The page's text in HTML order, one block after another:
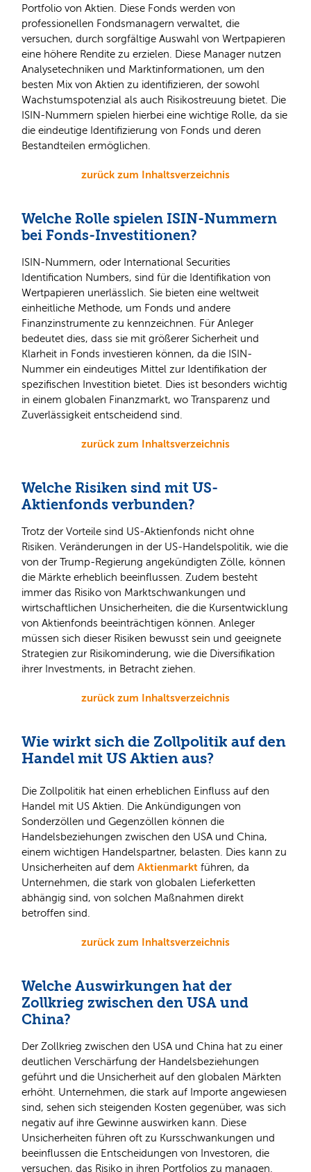
Portfolio von Aktien. Diese Fonds werden von
professionellen Fondsmanagern verwaltet, die
versuchen, durch sorgfältige Auswahl von Wertpapieren
eine höhere Rendite zu erzielen. Diese Manager nutzen
Analysetechniken und Marktinformationen, um den
besten Mix von Aktien zu identifizieren, der sowohl
Wachstumspotenzial als auch Risikostreuung bietet. Die
ISIN-Nummern spielen hierbei eine wichtige Rolle, da sie
die eindeutige Identifizierung von Fonds und deren
Bestandteilen ermöglichen.
zurück zum Inhaltsverzeichnis
Welche Rolle spielen ISIN-Nummern
bei Fonds-Investitionen?
ISIN-Nummern, oder International Securities
Identification Numbers, sind für die Identifikation von
Wertpapieren unerlässlich. Sie bieten eine weltweit
einheitliche Methode, um Fonds und andere
Finanzinstrumente zu kennzeichnen. Für Anleger
bedeutet dies, dass sie mit größerer Sicherheit und
Klarheit in Fonds investieren können, da die ISIN-
Nummer ein eindeutiges Mittel zur Identifikation der
spezifischen Investition bietet. Dies ist besonders wichtig
in einem globalen Finanzmarkt, wo Transparenz und
Zuverlässigkeit entscheidend sind.
zurück zum Inhaltsverzeichnis
Welche Risiken sind mit US-
Aktienfonds verbunden?
Trotz der Vorteile sind US-Aktienfonds nicht ohne
Risiken. Veränderungen in der US-Handelspolitik, wie die
von der Trump-Regierung angekündigten Zölle, können
die Märkte erheblich beeinflussen. Zudem besteht
immer das Risiko von Marktschwankungen und
wirtschaftlichen Unsicherheiten, die die Kursentwicklung
von Aktienfonds beeinträchtigen können. Anleger
müssen sich dieser Risiken bewusst sein und geeignete
Strategien zur Risikominderung, wie die Diversifikation
ihrer Investments, in Betracht ziehen.
zurück zum Inhaltsverzeichnis
Wie wirkt sich die Zollpolitik auf den
Handel mit US Aktien aus?
Die Zollpolitik hat einen erheblichen Einfluss auf den
Handel mit US Aktien. Die Ankündigungen von
Sonderzöllen und Gegenzöllen können die
Handelsbeziehungen zwischen den USA und China,
einem wichtigen Handelspartner, belasten. Dies kann zu
Unsicherheiten auf dem Aktienmarkt führen, da
Unternehmen, die stark von globalen Lieferketten
abhängig sind, von solchen Maßnahmen direkt
betroffen sind.
zurück zum Inhaltsverzeichnis
Welche Auswirkungen hat der
Zollkrieg zwischen den USA und
China?
Der Zollkrieg zwischen den USA und China hat zu einer
deutlichen Verschärfung der Handelsbeziehungen
geführt und die Unsicherheit auf den globalen Märkten
erhöht. Unternehmen, die stark auf Importe angewiesen
sind, sehen sich steigenden Kosten gegenüber, was sich
negativ auf ihre Gewinne auswirken kann. Diese
Unsicherheiten führen oft zu Kursschwankungen und
beeinflussen die Entscheidungen von Investoren, die
versuchen, das Risiko in ihren Portfolios zu managen.